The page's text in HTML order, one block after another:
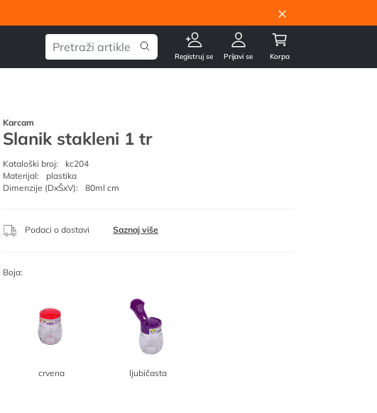
×
Registruj se Prijavi se Korpa
Karcam
Slanik stakleni 1 tr
Kataloški broj:
kc204
Materijal:
plastika
Dimenzije (DxŠxV):
80ml cm
Podaci o dostavi Saznaj više
Boja:
crvena ljubičasta